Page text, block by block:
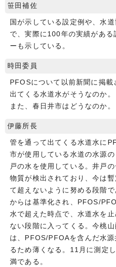
笹田補佐
国が示している設定例や、水
で、実際に100年の実績がある
ーも示している。
時田委員
PFOSについて以前新聞に掲
出てくる水道水がそうなのか。
また、春日井市はどうなのか。
伊藤所長
管を通って出てくる水道水に
市が使用している水道の水源
戸の水を使用している。井戸
物質が検出されており、今は
て超えないように努める段階
からは基準化され、PFOS/
水で超えた時点で、水道水を
ない段階に入ってくる。今桃
は、PFOS/PFOAを含んだ水
るため薄くなる。11月に測定
満である。